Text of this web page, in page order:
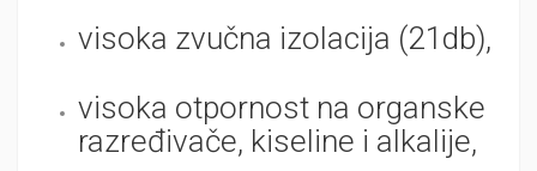
visoka zvučna izolacija (21db),
visoka otpornost na organske
razređivače, kiseline i alkalije,